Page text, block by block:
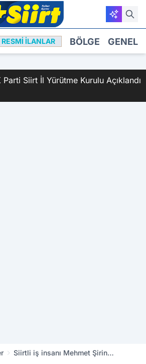
RESMI İLANLAR BÖLGE GENEL
Siirt İl Yürütme Kurulu Açıklandı
Siirtli iş insanı Mehmet Şirin